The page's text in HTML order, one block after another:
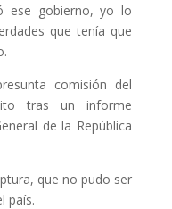
ese gobierno, yo lo
que tenía que
comisión del
tras un informe
de la República
que no pudo ser
país.